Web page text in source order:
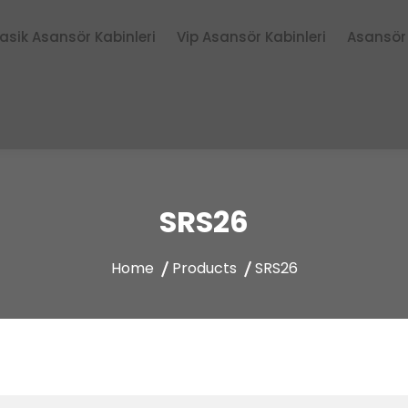
Asansör Kabinleri Vip Asansör Kabinleri
SRS26
Home Products SRS26